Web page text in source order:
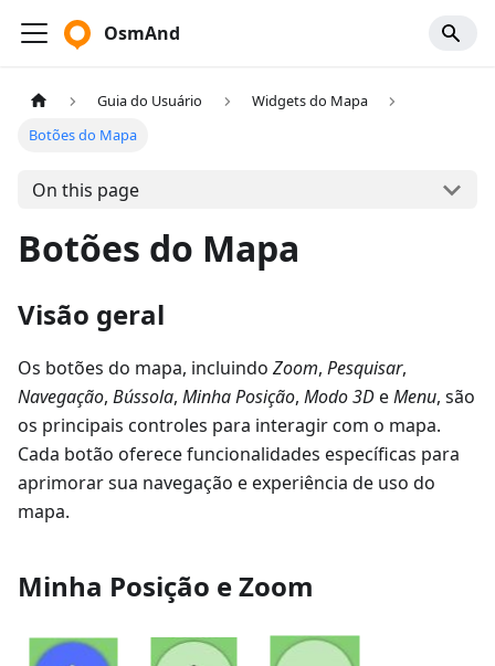
OsmAnd
Guia do Usuário
Widgets do Mapa
Botões do Mapa
On this page
Botões do Mapa
Visão geral
Os botões do mapa, incluindo Zoom, Pesquisar,
Navegação, Bússola, Minha Posição, Modo 3DeMenu, são
os principais controles para interagir com o mapa.
Cada botão oferece funcionalidades específicas para
aprimorar sua navegação e experiência de uso do
mapa.
Minha Posição e Zoom